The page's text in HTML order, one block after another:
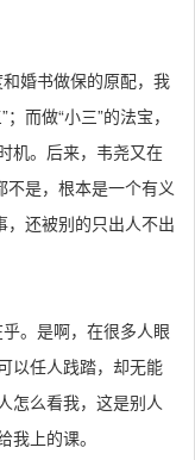
婚书做保的原配，我
而做“小三”的法宝，
机。后来，韦尧又在
不是，根本是一个有义
，还被别的只出人不出
。是啊，在很多人眼
以任人践踏，却无能
怎么看我，这是别人
上的课。